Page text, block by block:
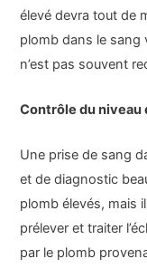
élevé devra tout de
plomb dans le sang
n’est pas souvent
Contrôle du niveau
Une prise de sang
et de diagnostic
plomb élevés, mais
prélever et traiter
par le plomb